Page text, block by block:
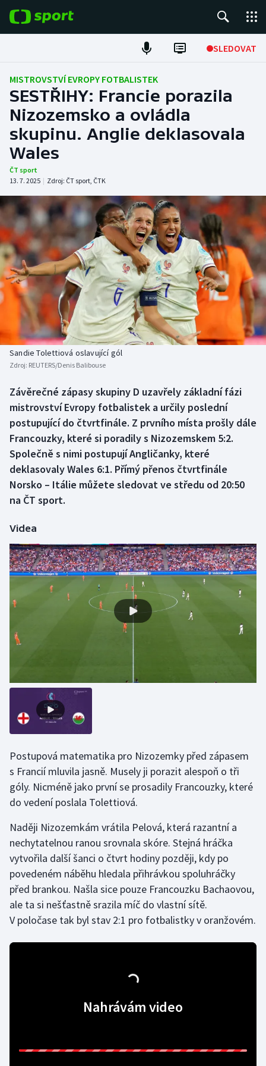
SLEDOVAT
Fotbal
Hokej
Tenis
Atletika
DALŠÍ SPORTY
Americký fotbal
Baseball a softbal
Basketbal
Biatlon
Boby a skeleton
Box
Curling
Dostihy
Florbal
Futsal
Golf
Gymnastika
Házená
Lezení
Lyže a snowboard
Moderní pětiboj
Motorsport
Parasport
Plavání
Plážový volejbal
NEPŘEHLÉDNĚTE
Soutěže
Historické návraty
Aplikace ČT sport
AZ kvíz
MISTROVSTVÍ EVROPY FOTBALISTEK
SESTŘIHY: Francie porazila
Nizozemsko a ovládla
skupinu. Anglie deklasovala
Wales
ČT sport
13. 7. 2025 | Zdroj: ČT sport, ČTK
Sandie Tolettiová oslavující gól
Zdroj: REUTERS/Denis Balibouse
Závěrečné zápasy skupiny D uzavřely základní fázi
mistrovství Evropy fotbalistek a určily poslední
postupující do čtvrtfinále. Z prvního místa prošly dále
Francouzky, které si poradily s Nizozemskem 5:2.
Společně s nimi postupují Angličanky, které
deklasovaly Wales 6:1. Přímý přenos čtvrtfinále
Norsko – Itálie můžete sledovat ve středu od 20:50
na ČT sport.
Videa
Postupová matematika pro Nizozemky před zápasem
s Francií mluvila jasně. Musely ji porazit alespoň o tři
góly. Nicméně jako první se prosadily Francouzky, které
do vedení poslala Tolettiová.
Naději Nizozemkám vrátila Pelová, která razantní a
nechytatelnou ranou srovnala skóre. Stejná hráčka
vytvořila další šanci o čtvrt hodiny později, kdy po
povedeném náběhu hledala přihrávkou spoluhráčky
před brankou. Našla sice pouze Francouzku Bachaovou,
ale ta si nešťastně srazila míč do vlastní sítě.
V poločase tak byl stav 2:1 pro fotbalistky v oranžovém.
Nahrávám video